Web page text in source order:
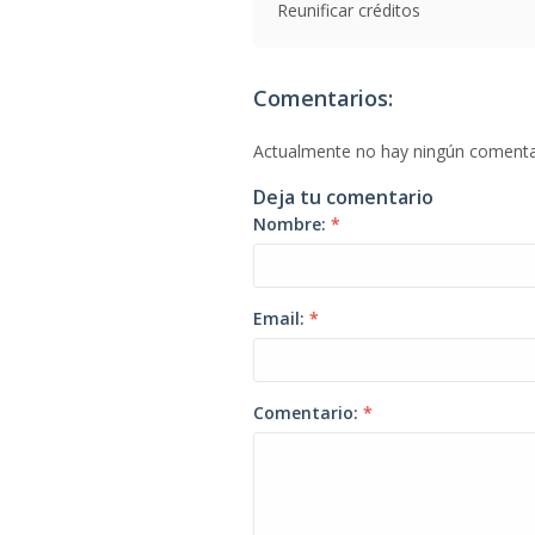
Reunificar créditos
Comentarios:
Actualmente no hay ningún
Deja tu comentario
Nombre: *
Email: *
Comentario: *